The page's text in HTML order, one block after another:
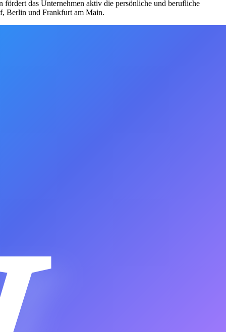
das Unternehmen aktiv die persönliche und berufliche
Berlin und Frankfurt am Main.